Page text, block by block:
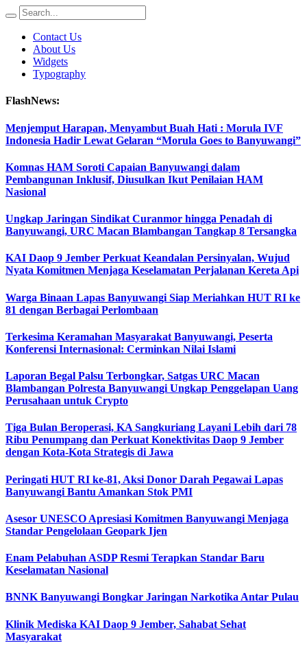
Contact Us
About Us
Widgets
Typography
FlashNews:
Menjemput Harapan, Menyambut Buah Hati : Morula IVF
Indonesia Hadir Lewat Gelaran “Morula Goes to Banyuwangi”
Komnas HAM Soroti Capaian Banyuwangi dalam
Pembangunan Inklusif, Diusulkan Ikut Penilaian HAM
Nasional
Ungkap Jaringan Sindikat Curanmor hingga Penadah di
Banyuwangi, URC Macan Blambangan Tangkap 8 Tersangka
KAI Daop 9 Jember Perkuat Keandalan Persinyalan, Wujud
Nyata Komitmen Menjaga Keselamatan Perjalanan Kereta Api
Warga Binaan Lapas Banyuwangi Siap Meriahkan HUT RI ke
81 dengan Berbagai Perlombaan
Terkesima Keramahan Masyarakat Banyuwangi, Peserta
Konferensi Internasional: Cerminkan Nilai Islami
Laporan Begal Palsu Terbongkar, Satgas URC Macan
Blambangan Polresta Banyuwangi Ungkap Penggelapan Uang
Perusahaan untuk Crypto
Tiga Bulan Beroperasi, KA Sangkuriang Layani Lebih dari 78
Ribu Penumpang dan Perkuat Konektivitas Daop 9 Jember
dengan Kota-Kota Strategis di Jawa
Peringati HUT RI ke-81, Aksi Donor Darah Pegawai Lapas
Banyuwangi Bantu Amankan Stok PMI
Asesor UNESCO Apresiasi Komitmen Banyuwangi Menjaga
Standar Pengelolaan Geopark Ijen
Enam Pelabuhan ASDP Resmi Terapkan Standar Baru
Keselamatan Nasional
BNNK Banyuwangi Bongkar Jaringan Narkotika Antar Pulau
Klinik Mediska KAI Daop 9 Jember, Sahabat Sehat
Masyarakat